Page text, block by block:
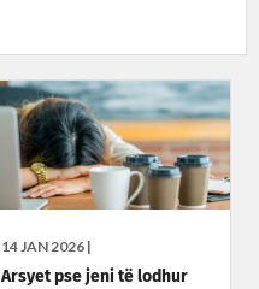
14 JAN 2026 |
Arsyet pse jeni të lodhur